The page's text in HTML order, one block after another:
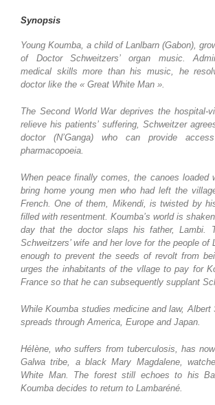
Synopsis
Young Koumba, a child of Lanlbarn (Gabon),
of Doctor Schweitzers’ organ music.
medical skills more than his music, he
doctor like the « Great White Man ».
The Second World War deprives the hospital-
relieve his patients’ suffering, Schweitzer
doctor (N’Ganga) who can provide
pharmacopoeia.
When peace finally comes, the canoes loaded
bring home young men who had left the
French. One of them, Mikendi, is twisted by
filled with resentment. Koumba’s world is
day that the doctor slaps his father, Lambi.
Schweitzers’ wife and her love for the people of
enough to prevent the seeds of revolt from
urges the inhabitants of the vllage to pay for
France so that he can subsequently supplant
While Koumba studies medicine and law, Albert
spreads throughAmerica, Europe and Japan.
HéIène, who suffers from tuberculosis, has
Galwa tribe, a black Mary Magdalene,
White Man. The forest still echoes to his
Koumba decides to return to Lambaréné.